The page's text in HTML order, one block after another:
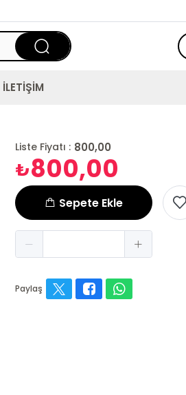
İLETİŞİM
Liste Fiyatı : 800,00
₺800,00
Sepete Ekle
Paylaş